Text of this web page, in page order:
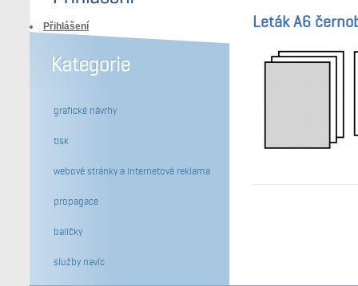
Leták A6
Přihlášení
grafické návrhy
tisk
webové stránky a internetová reklama
propagace
balíčky
služby navíc